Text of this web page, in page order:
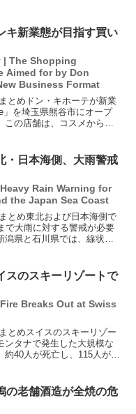
キ新業態が目指す買い
| The Shopping
Aimed for by Don
Business Format
とめドン・キホーテが新業
」を埼玉県熊谷市にオープ
この店舗は、コスメから食
を目指しています。安さを
・日本海側、大雨警戒
Rain Warning for
the Japan Sea Coast
とめ東北および日本海側で
で大雨に対する警戒が必要
潟県と石川県では、線状降
地の浸水、河川の増水や氾
重な警戒...
スのスキーリゾートで
Breaks Out at Swiss
とめスイスのスキーリゾー
ンタナで発生した大規模な
約40人が死亡し、115人が負
火が木製の天井に引火した
され、...
の老舗酒造が全焼の危